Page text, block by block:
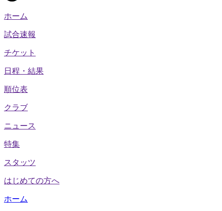
ホーム
試合速報
チケット
日程・結果
順位表
クラブ
ニュース
特集
スタッツ
はじめての方へ
ホーム